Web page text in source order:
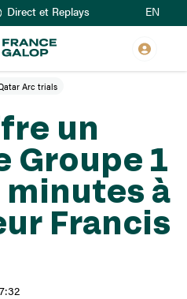
Aller
au
contenu
principal
Direct et Replays EN
un
Groupe 1
à
Francis
Arc trials